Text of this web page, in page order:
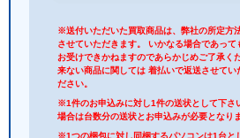
※送付いただいた買取商品は、弊社の所定方
させていただきます。 いかなる場合であって
お受けできかねますのであらかじめご了承く
来ない商品に関しては 着払いで返送させてい
ださい。
※1件のお申込みに対し1件の送状として下さ
場合は台数分の送状とお申込みが必要となりま